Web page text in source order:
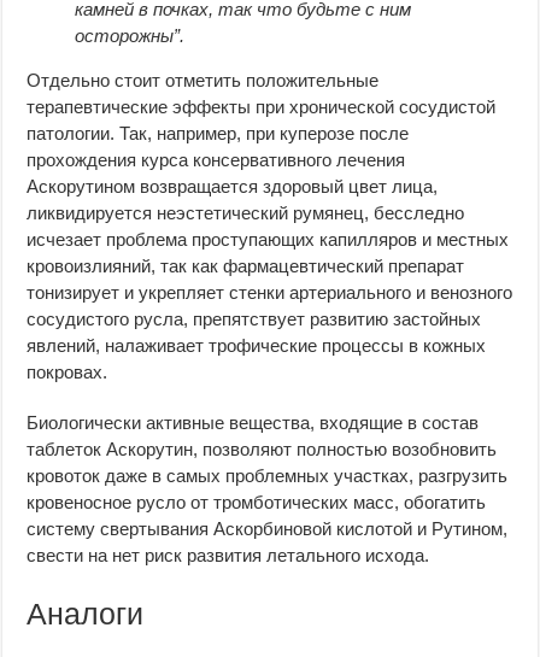
камней в почках, так что будьте с ним
осторожны”.
Отдельно стоит отметить положительные
терапевтические эффекты при хронической сосудистой
патологии. Так, например, при куперозе после
прохождения курса консервативного лечения
Аскорутином возвращается здоровый цвет лица,
ликвидируется неэстетический румянец, бесследно
исчезает проблема проступающих капилляров и местных
кровоизлияний, так как фармацевтический препарат
тонизирует и укрепляет стенки артериального и венозного
сосудистого русла, препятствует развитию застойных
явлений, налаживает трофические процессы в кожных
покровах.
Биологически активные вещества, входящие в состав
таблеток Аскорутин, позволяют полностью возобновить
кровоток даже в самых проблемных участках, разгрузить
кровеносное русло от тромботических масс, обогатить
систему свертывания Аскорбиновой кислотой и Рутином,
свести на нет риск развития летального исхода.
Аналоги